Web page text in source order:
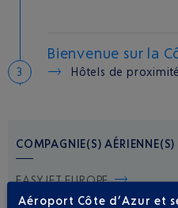
Bienvenue sur la
Hôtels de proximité
COMPAGNIE(S) AÉRIENNE(S)
EASYJET EUROPE
Aéroport Côte d’Azur et